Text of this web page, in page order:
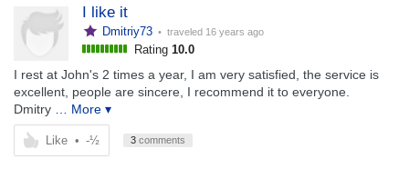
I like it
Dmitriy73 • traveled 16 years ago
Rating 10.0
I rest at John's 2 times a year, I am very satisfied, the service is
excellent, people are sincere, I recommend it to everyone.
Dmitry
… More ▾
Like • -½ 3 comments